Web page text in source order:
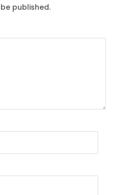
published.